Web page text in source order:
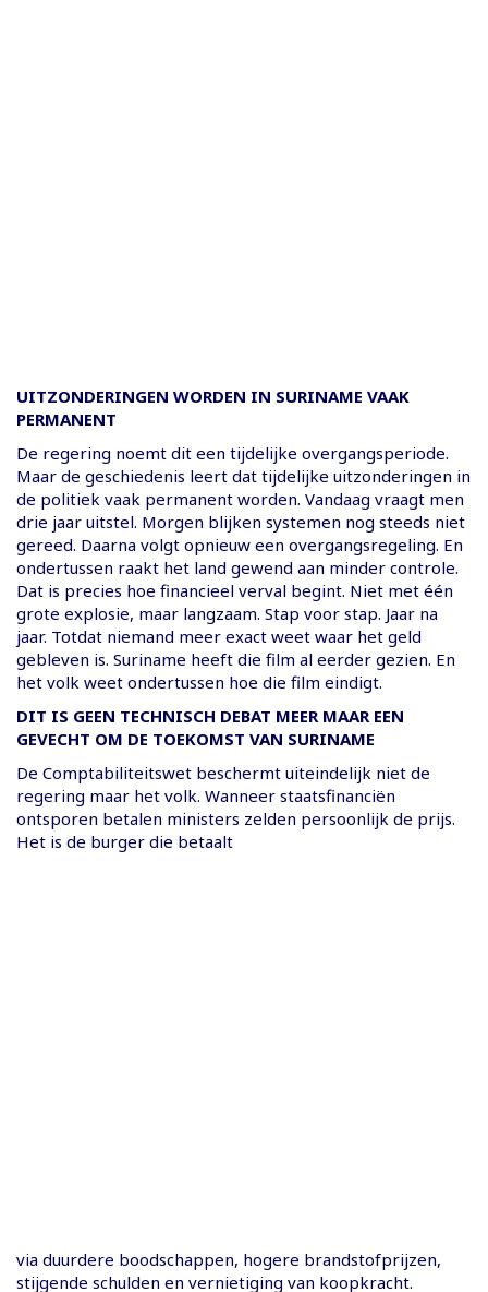
UITZONDERINGEN WORDEN IN SURINAME VAAK
PERMANENT
De regering noemt dit een tijdelijke overgangsperiode.
Maar de geschiedenis leert dat tijdelijke uitzonderingen in
de politiek vaak permanent worden. Vandaag vraagt men
drie jaar uitstel. Morgen blijken systemen nog steeds niet
gereed. Daarna volgt opnieuw een overgangsregeling. En
ondertussen raakt het land gewend aan minder controle.
Dat is precies hoe financieel verval begint. Niet met één
grote explosie, maar langzaam. Stap voor stap. Jaar na
jaar. Totdat niemand meer exact weet waar het geld
gebleven is. Suriname heeft die film al eerder gezien. En
het volk weet ondertussen hoe die film eindigt.
DIT IS GEEN TECHNISCH DEBAT MEER MAAR EEN
GEVECHT OM DE TOEKOMST VAN SURINAME
De Comptabiliteitswet beschermt uiteindelijk niet de
regering maar het volk. Wanneer staatsfinanciën
ontsporen betalen ministers zelden persoonlijk de prijs.
Het is de burger die betaalt
via duurdere boodschappen, hogere brandstofprijzen,
stijgende schulden en vernietiging van koopkracht.